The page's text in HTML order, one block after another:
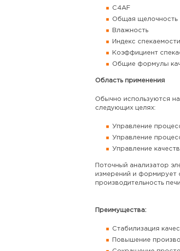
C4AF
Общая щелочность
Влажность
Индекс спекаемости
Коэффициент
Общие формулы
Область применения
Обычно используются
следующих целях:
Управление
Управление
Управление
Поточный анализатор
измерений и формирует
производительность
Преимущества:
Стабилизация
Повышение